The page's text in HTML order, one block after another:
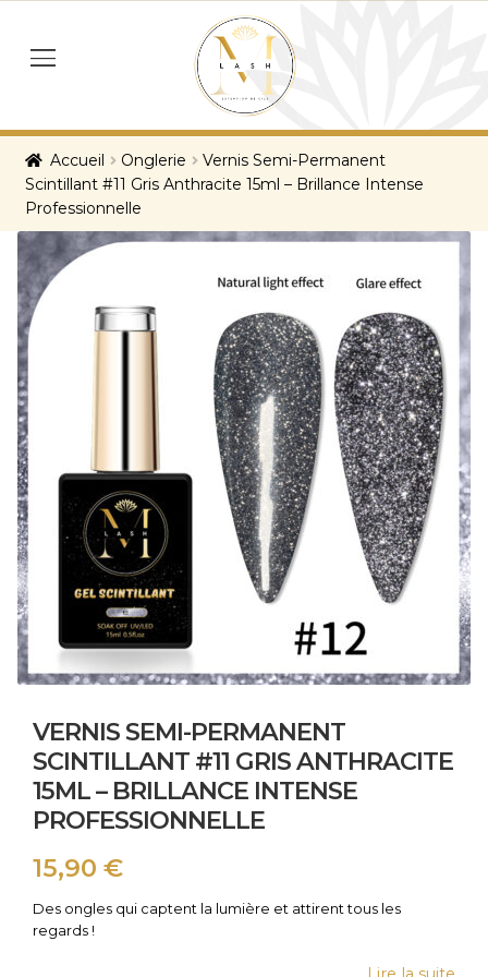
navigation
content
menu
Accueil Onglerie
Vernis Semi-Permanent
Scintillant #11 Gris Anthracite 15ml – Brillance Intense
Professionnelle
VERNIS SEMI-PERMANENT
SCINTILLANT #11 GRIS ANTHRACITE
15ML – BRILLANCE INTENSE
PROFESSIONNELLE
15,90 €
Des ongles qui captent la lumière et attirent tous les
regards !